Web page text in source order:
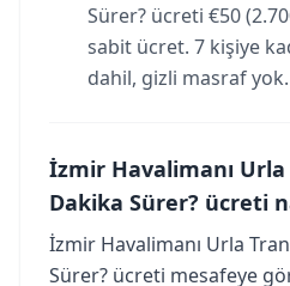
Sürer? ücreti €50
sabit ücret. 7 kişiye
dahil, gizli masraf yok.
İzmir Havalimanı
Dakika Sürer? ücreti
İzmir Havalimanı Urla
Sürer? ücreti mesafeye